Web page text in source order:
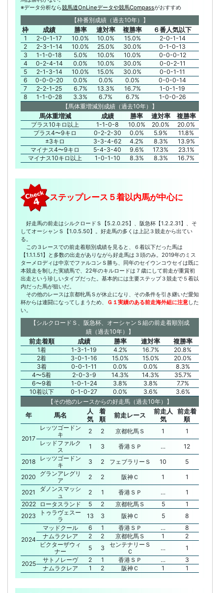
※データ分析なら競馬道OnLineデータや競馬Compassがおすすめ
【枠番別成績（過去10年）】
枠 成績 勝率 連対率 複勝率 ６番人気以下
1 2-0-1-17 10.0% 10.0% 15.0%
2-0-1-14
2
2-3-1-14 10.0% 25.0% 30.0%
0-1-0-13
3
1-1-0-18 5.0% 10.0% 10.0%
0-0-0-12
4
0-2-4-14 0.0% 10.0% 30.0%
0-0-2-11
5
2-1-3-14 10.0% 15.0% 30.0%
0-0-1-11
6
0-0-0-20 0.0% 0.0% 0.0%
0-0-0-14
7
2-2-1-25 6.7% 13.3% 16.7%
1-0-1-19
8
1-1-0-28 3.3% 6.7% 6.7%
1-0-0-26
【馬体重増減別成績（過去10年）】
馬体重増減 成績 勝率 連対率 複勝率
プラス10キロ以上 1-1-0-8 10.0% 20.0%
20.0%
プラス4〜9キロ
0-2-2-30 0.0% 5.9%
11.8%
±3キロ
3-3-4-62 4.2% 8.3%
13.9%
マイナス4〜9キロ
5-4-3-40 9.6% 17.3%
23.1%
マイナス10キロ以上
1-0-1-10 8.3% 8.3% 16.7%
ステップレース５着以内馬が中心に
好走馬の前走はシルクロードＳ【5.2.0.25】、阪急杯【1.2.2.31】、そ
してオーシャンＳ【1.0.5.50】。好走馬の多くは上記３競走から出てい
る。
この３レースでの前走着順別成績を見ると、６着以下だった馬は
【1.1.1.51】と多数の出走がありながら好走馬は３頭のみ。2019年のミス
ターメロディは中京でファルコンＳ勝ち、同年のセイウンコウセイは既に
本競走を制した実績馬で、22年のキルロードは７歳にして前走が重賞初
出走という珍しいタイプだった。基本的には主要ステップ３競走で５着以
内だった馬が狙いだ。
その他のレースは京都牝馬Ｓが休止になり、その条件を引き継いだ愛知
杯からは連闘になってしまうため、
Ｇ１実績のある前走海外組に注意した
い。
【シルクロードＳ、阪急杯、オーシャンＳ組の前走着順別成
績（過去10年）】
前走着順 成績 勝率 連対率 複勝率
1着 1-3-1-19 4.2% 16.7%
20.8%
2着
3-0-1-16 15.0% 15.0%
20.0%
3着
0-0-1-11 0.0% 0.0%
8.3%
4〜5着
2-0-3-9 14.3% 14.3%
35.7%
6〜9着
1-0-1-24 3.8% 3.8%
7.7%
10着以下
0-1-0-27 0.0% 3.6%
3.6%
【その他のレースからの好走馬（過去10年）】
年 馬名
人
気
着
順
前走レース
前走人
気
前走着
順
2017
レッツゴードン
キ
2 2 京都牝馬Ｓ 1
1
レッドファルク
ス
1 3 香港ＳＰ … 12
2018
レッツゴードン
キ
3 2 フェブラリーＳ 10 5
2020
グランアレグリ
ア
2 2 阪神Ｃ 1 1
2021
ダノンスマッシ
ュ
2 1 香港ＳＰ …
1
2022
ロータスランド 5 2 京都牝馬Ｓ 5
1
2023
トゥラヴェスー
ラ
13 3 阪神Ｃ 5 8
2024
マッドクール 6 1 香港ＳＰ …
8
ナムラクレア
2 2 京都牝馬Ｓ 1
2
ビクターザウィ
ナー
5 3
センテナリーＳ
Ｃ
… 1
2025
サトノレーヴ 2 1 香港ＳＰ …
3
ナムラクレア
1 2 阪神Ｃ 1 1